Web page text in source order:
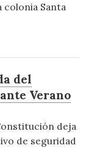
colonia Santa
del
Verano
deja
de seguridad